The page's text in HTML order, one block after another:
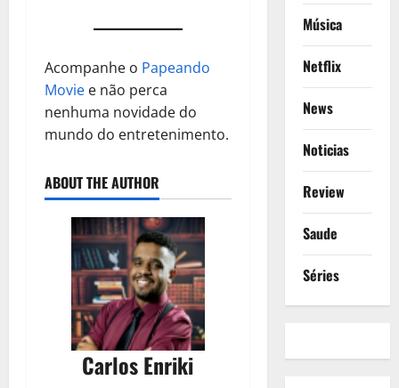
Acompanhe o Papeando
Movie e não perca
nenhuma novidade do
mundo do entretenimento.
ABOUT THE AUTHOR
Carlos Enriki
Música
Netflix
News
Noticias
Review
Saude
Séries